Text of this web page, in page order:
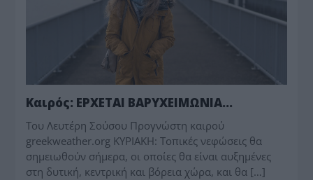
Καιρός: ΕΡΧΕΤΑΙ ΒΑΡΥΧΕΙΜΩΝΙΑ…
Toυ Λευτέρη Σούσου Προγνώστη καιρού
greekweather.org ΚΥΡΙΑΚΗ: Τοπικές νεφώσεις θα
σημειωθούν σήμερα, οι οποίες θα είναι αυξημένες
στη δυτική, κεντρική και βόρεια χώρα, και θα […]